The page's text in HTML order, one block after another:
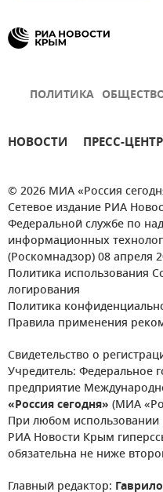
ПОЛИТИКА
НОВОСТИ ПРЕСС-ЦЕНТР
© 2026 МИА «Россия
Сетевое издание РИА
Федеральной службе по
информационных
(Роскомнадзор) 08 апреля
Политика использования
логирования
Политика
Правила применения
Свидетельство о
Учредитель: Федеральное
предприятие
«Россия сегодня» (МИА
При любом использовании
РИА Новости Крым
обязательна не ниже
Главный редактор: